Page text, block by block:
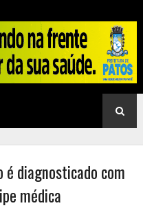
é diagnosticado com
médica